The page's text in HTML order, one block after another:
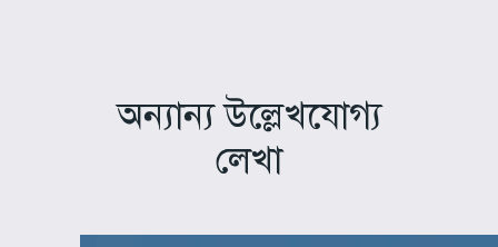
অন্যান্য উল্লেখযোগ্য
লেখা